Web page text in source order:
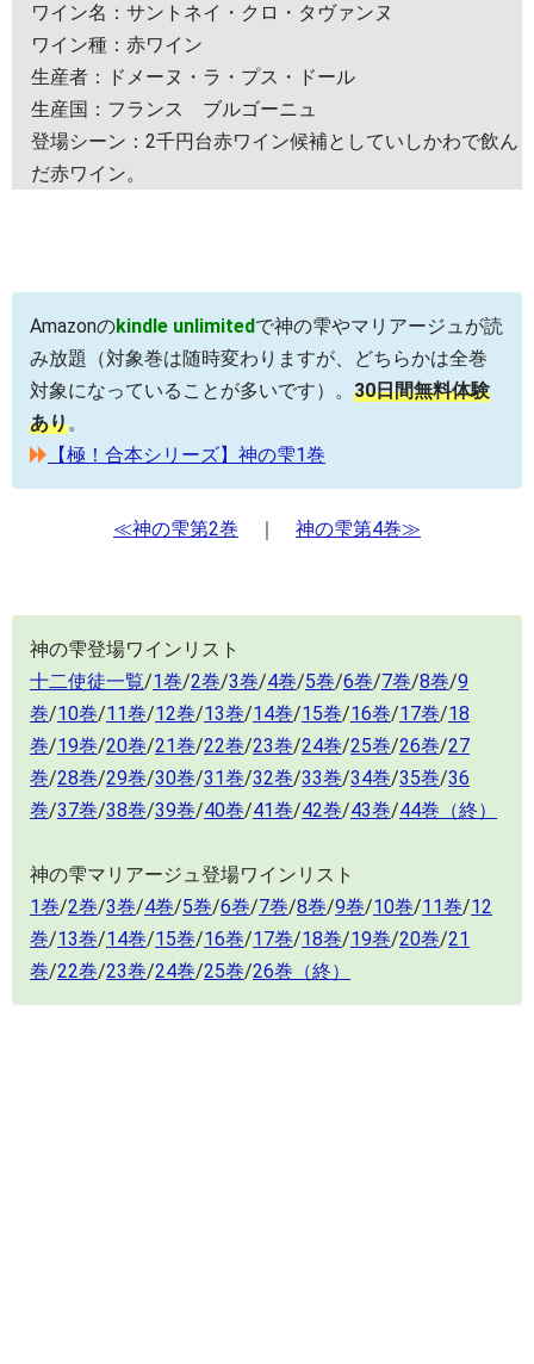
ワイン名：サントネイ・クロ・タヴァンヌ
ワイン種：赤ワイン
生産者：ドメーヌ・ラ・プス・ドール
生産国：フランス ブルゴーニュ
登場シーン：2千円台赤ワイン候補としていしかわで飲ん
だ赤ワイン。
Amazonのkindle unlimitedで神の雫やマリアージュが読
み放題（対象巻は随時変わりますが、どちらかは全巻
対象になっていることが多いです）。 30日間無料体験
あり。
【極！合本シリーズ】神の雫1巻
≪神の雫第2巻 神の雫第4巻≫
神の雫登場ワインリスト
十二使徒一覧/1巻/2巻/3巻/4巻/5巻/6巻/7巻/8巻/9
巻/10巻/11巻/12巻/13巻/14巻/15巻/16巻/17巻/18
巻/19巻/20巻/21巻/22巻/23巻/24巻/25巻/26巻/27
巻/28巻/29巻/30巻/31巻/32巻/33巻/34巻/35巻/36
巻/37巻/38巻/39巻/40巻/41巻/42巻/43巻/44巻（終）
神の雫マリアージュ登場ワインリスト
1巻/2巻/3巻/4巻/5巻/6巻/7巻/8巻/9巻/10巻/11巻/12
巻/13巻/14巻/15巻/16巻/17巻/18巻/19巻/20巻/21
巻/22巻/23巻/24巻/25巻/26巻（終）